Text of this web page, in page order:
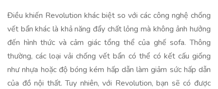
Điều khiến Revolution khác biệt so với các công nghệ chống
vết bẩn khác là khả năng đẩy chất lỏng mà không ảnh hưởng
đến hình thức và cảm giác tổng thể của ghế sofa. Thông
thường, các loại vải chống vết bẩn có thể có kết cấu giống
như nhựa hoặc độ bóng kém hấp dẫn làm giảm sức hấp dẫn
của đồ nội thất. Tuy nhiên, với Revolution, bạn sẽ có được